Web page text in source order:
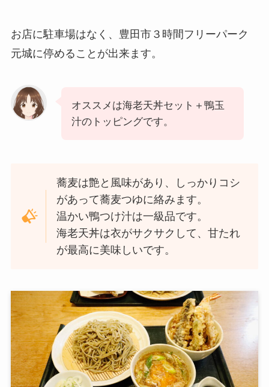
お店に駐車場はなく、豊田市３時間フリーパーク
元城に停めることが出来ます。
オススメは海老天丼セット＋鴨玉
汁のトッピングです。
蕎麦は艶と風味があり、しっかりコシ
があって蕎麦つゆに絡みます。
温かい鴨つけ汁は一級品です。
海老天丼は衣がサクサクして、甘たれ
が最高に美味しいです。